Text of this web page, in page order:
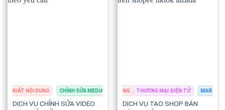
XUẤT NỘI DUNG CHỈNH SỬA MEDIA SẢN XUẤT NỘI DUNG
DỊCH VỤ CHỈNH SỬA VIDEO
& QUẢNG CÁO SẢN XUẤT NỘI DUNG THƯƠNG MẠI ĐIỆN TỬ MARKETING &
DỊCH VỤ TẠO SHOP BÁN